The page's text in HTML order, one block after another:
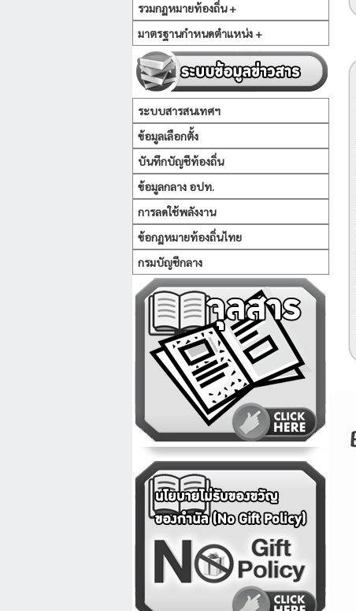
รวมกฏหมายท้องถิ่น +
มาตรฐานกำหนดตำแหน่ง +
ระบบสารสนเทศฯ
ข้อมูลเลือกตั้ง
บันทึกบัญชีท้องถิ่น
ข้อมูลกลาง อปท.
การลดใช้พลังงาน
ข้อกฏหมายท้องถิ่นไทย
กรมบัญชีกลาง